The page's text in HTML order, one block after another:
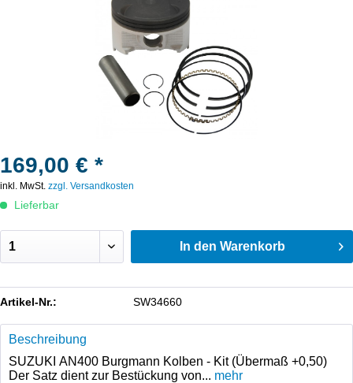
169,00 € *
inkl. MwSt. zzgl. Versandkosten
Lieferbar
In den Warenkorb
Artikel-Nr.: SW34660
Beschreibung
SUZUKI AN400 Burgmann Kolben - Kit (Übermaß +0,50)
Der Satz dient zur Bestückung von... mehr